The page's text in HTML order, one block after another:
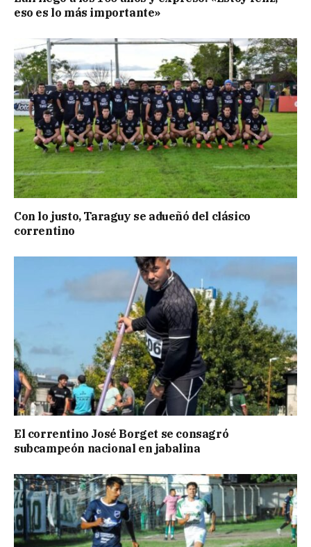
eso es lo más importante»
Con lo justo, Taraguy se adueñó del clásico
correntino
El correntino José Borget se consagró
subcampeón nacional en jabalina